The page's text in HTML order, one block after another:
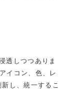
透しつつありま
イコン、色、レ
し、統一するこ